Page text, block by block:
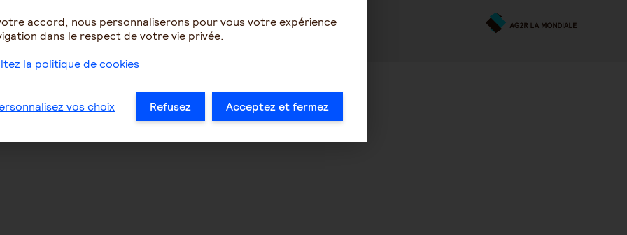
accord, nous personnaliserons pour vous votre expérience
dans le respect de votre vie privée.
la politique de cookies
vos choix Refusez Acceptez et fermez